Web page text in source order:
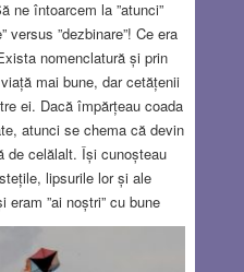
ne întoarcem la ”atunci”
versus ”dezbinare”! Ce era
nomenclatură și prin
mai bune, dar cetățenii
ei. Dacă împărțeau coada
atunci se chema că devin
de celălalt. Își cunoșteau
lipsurile lor și ale
eram ”ai noștri” cu bune
polarizarea societății a
să intre în conflict, pe